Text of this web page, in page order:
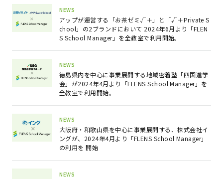
NEWS
アップが運営する「お茶ゼミ√＋」と「√＋Private S
chool」の2ブランドにおいて 2024年6月より「FLEN
S School Manager」を全教室で利用開始。
NEWS
徳島県内を中心に事業展開する地域密着塾「四国進学
会」が2024年4月より「FLENS School Manager」を
全教室で利用開始。
NEWS
大阪府・和歌山県を中心に事業展開する、株式会社イ
ングが、2024年4月より「FLENS School Manager」
の利用を 開始
NEWS